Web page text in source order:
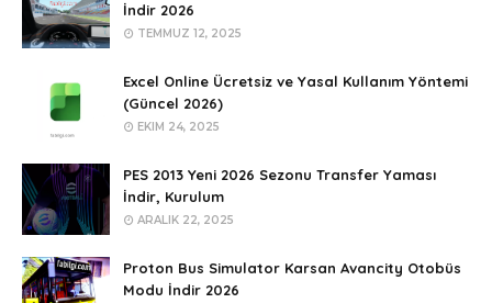
İndir 2026
TEMMUZ 12, 2025
Excel Online Ücretsiz ve Yasal Kullanım Yöntemi
(Güncel 2026)
EKIM 24, 2025
PES 2013 Yeni 2026 Sezonu Transfer Yaması
İndir, Kurulum
ARALIK 22, 2025
Proton Bus Simulator Karsan Avancity Otobüs
Modu İndir 2026